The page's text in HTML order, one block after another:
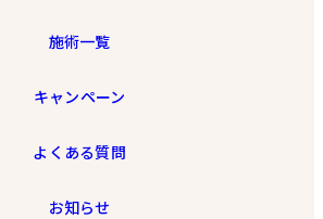
施術一覧
キャンペーン
よくある質問
お知らせ